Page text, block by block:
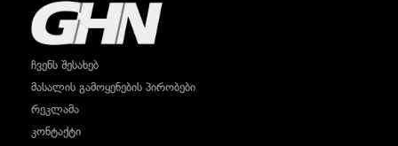
ჩვენს შესახებ
მასალის გამოყენების პირობები
რეკლამა
კონტაქტი